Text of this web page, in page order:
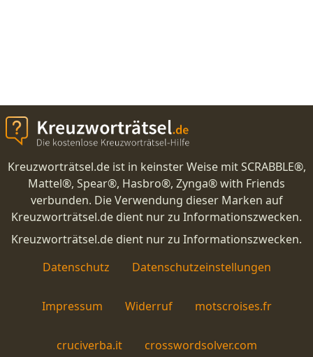
Kreuzworträtsel.de ist in keinster Weise mit SCRABBLE®,
Mattel®, Spear®, Hasbro®, Zynga® with Friends
verbunden. Die Verwendung dieser Marken auf
Kreuzworträtsel.de dient nur zu Informationszwecken.
Kreuzworträtsel.de dient nur zu Informationszwecken.
Datenschutz
Datenschutzeinstellungen
Impressum Widerruf motscroises.fr
cruciverba.it crosswordsolver.com